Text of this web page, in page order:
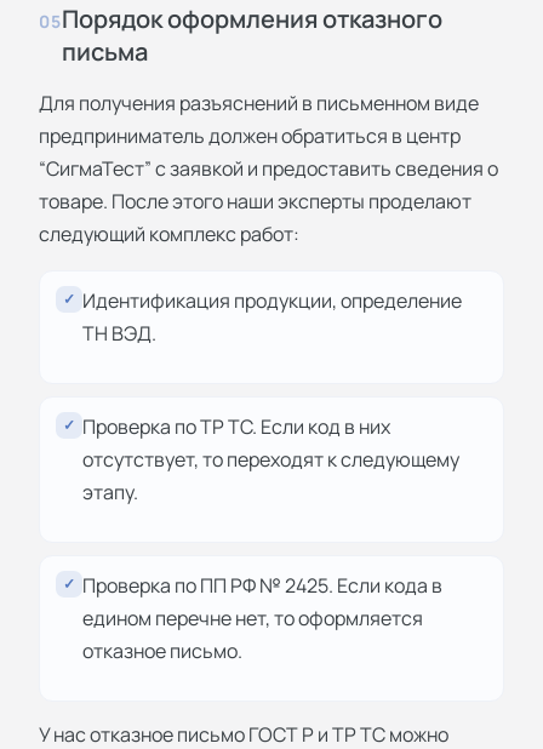
05Порядок оформления отказного
письма
Для получения разъяснений в письменном виде
предприниматель должен обратиться в центр
“СигмаТест” с заявкой и предоставить сведения о
товаре. После этого наши эксперты проделают
следующий комплекс работ:
✓ Идентификация продукции, определение
ТН ВЭД.
✓ Проверка по ТР ТС. Если код в них
отсутствует, то переходят к следующему
этапу.
✓ Проверка по ПП РФ № 2425. Если кода в
едином перечне нет, то оформляется
отказное письмо.
У нас отказное письмо ГОСТ Р и ТР ТС можно